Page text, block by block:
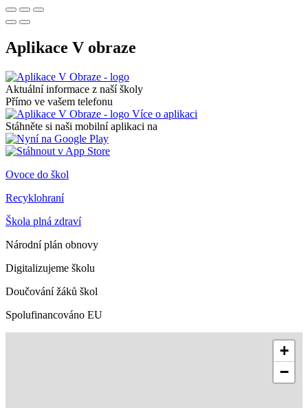
Aplikace V obraze
Aktuální informace z naší školy
Přímo ve vašem telefonu
Více o aplikaci
Stáhněte si naši mobilní aplikaci na
Ovoce do škol
Recyklohraní
Škola plná zdraví
Národní plán obnovy
Digitalizujeme školu
Doučování žáků škol
Spolufinancováno EU
+
−